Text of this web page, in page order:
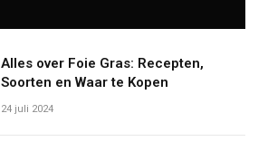
Alles over Foie Gras: Recepten,
Soorten en Waar te Kopen
24 juli 2024